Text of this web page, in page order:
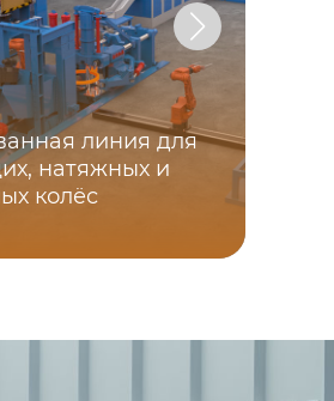
линия для
натяжных и
колёс